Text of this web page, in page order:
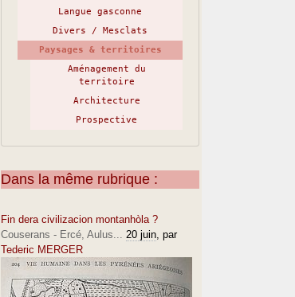
Langue gasconne
Divers / Mesclats
Paysages & territoires
Aménagement du
territoire
Architecture
Prospective
Dans la même rubrique :
Fin dera civilizacion montanhòla ?
Couserans - Ercé, Aulus... 20 juin, par
Tederic MERGER